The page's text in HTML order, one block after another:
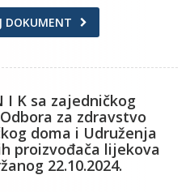
DOKUMENT
I K sa zajedničkog
za zdravstvo
doma i Udruženja
proizvođača lijekova
22.10.2024.